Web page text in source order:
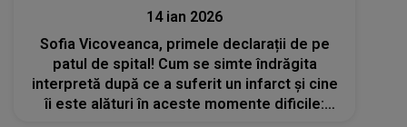
14 ian 2026
Sofia Vicoveanca, primele declarații de pe
patul de spital! Cum se simte îndrăgita
interpretă după ce a suferit un infarct și cine
îi este alături în aceste momente dificile: